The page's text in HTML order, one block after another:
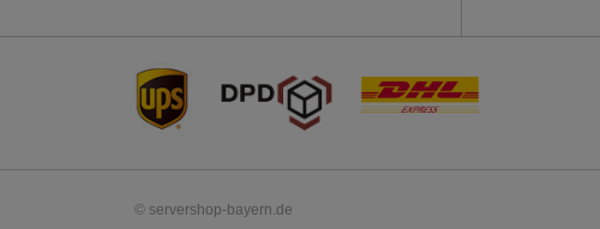
© servershop-bayern.de